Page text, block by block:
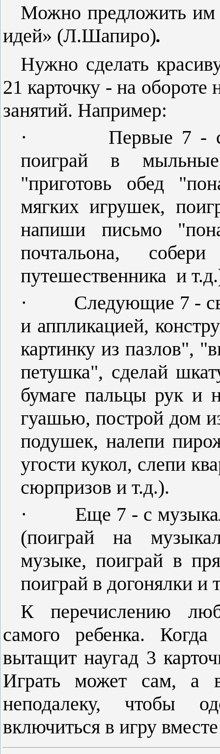
Можно предложить
идей» (Л.Шапиро).
Нужно сделать
21 карточку - на обороте
занятий. Например:
·
Первые 7 -
поиграй в
"приготовь обед
мягких игрушек,
напиши письмо
почтальона,
путешественника и
·
Следующие 7 -
и аппликацией,
картинку из пазлов",
петушка", сделай
бумаге пальцы рук и
гуашью, построй дом
подушек, налепи
угости кукол, слепи
сюрпризов и т.д.).
·
Еще 7 - с
(поиграй на
музыке, поиграй в
поиграй в догонялки и
К перечислению
самого ребенка.
вытащит наугад 3
Играть может сам, а
неподалеку, чтобы
включиться в игру